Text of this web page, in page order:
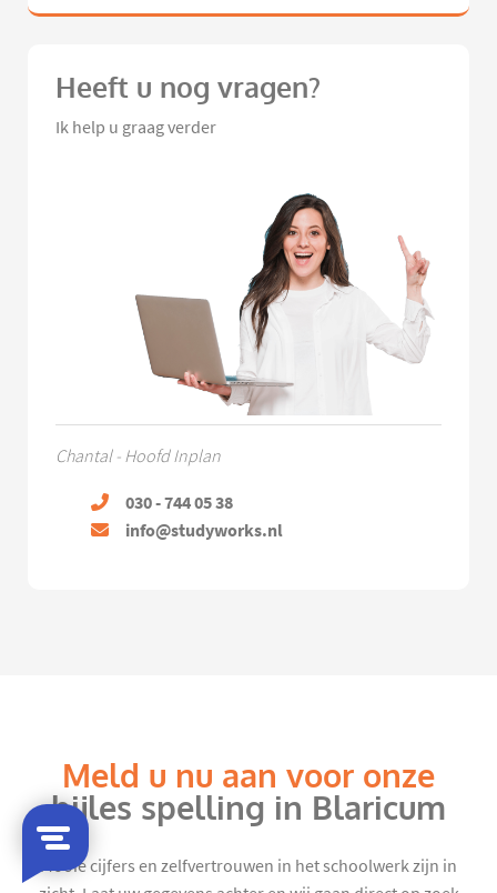
Heeft u nog vragen?
Ik help u graag verder
Chantal - Hoofd Inplan
030 - 744 05 38
info@studyworks.nl
Meld u nu aan voor onze
bijles spelling in Blaricum
Mooie cijfers en zelfvertrouwen in het schoolwerk zijn in